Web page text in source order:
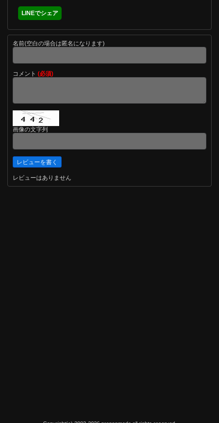
LINEでシェア
名前(空白の場合は匿名になります)
コメント (必須)
画像の文字列
レビューはありません